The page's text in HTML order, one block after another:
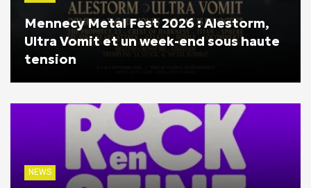
Mennecy Metal Fest 2026 : Alestorm,
Ultra Vomit et un week-end sous haute
tension
NEWS